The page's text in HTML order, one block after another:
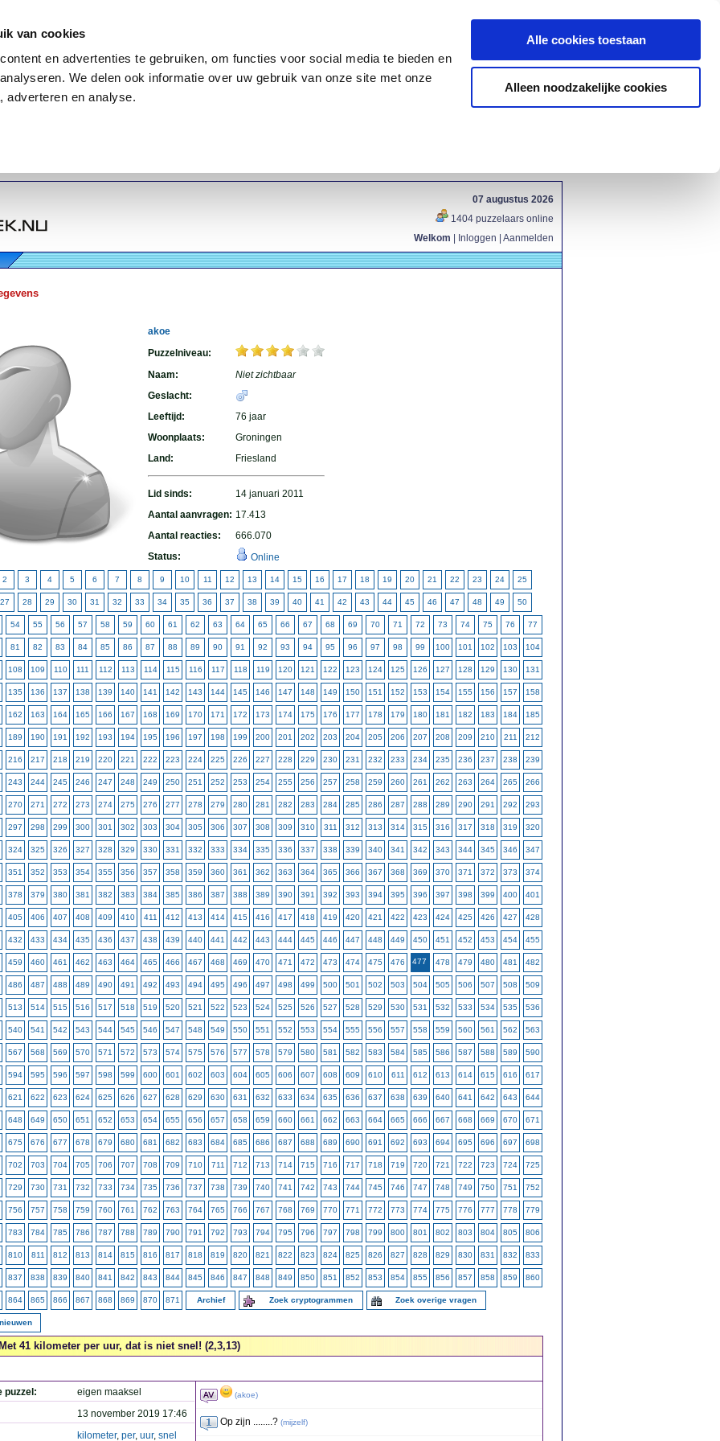
van cookies
en advertenties te gebruiken, om functies voor social media te bieden en
We delen ook informatie over uw gebruik van onze site met onze
adverteren en analyse.
Alle cookies toestaan
Alleen noodzakelijke cookies
07 augustus 2026
1404 puzzelaars online
Welkom
Inloggen Aanmelden
akoe
Puzzelniveau:
Naam:
Niet zichtbaar
Geslacht:
Leeftijd:
76 jaar
Woonplaats:
Groningen
Land:
Friesland
Lid sinds:
14 januari 2011
Aantal aanvragen: 17.413
Aantal reacties:
666.070
Status:
Online
2 3 4 5 6 7 8 9 10 11 12 13 14 15 16 17 18 19 20 21 22 23 24 25
27 28 29 30 31 32 33 34 35 36 37 38 39 40 41 42 43 44 45 46 47 48 49 50
54 55 56 57 58 59 60 61 62 63 64 65 66 67 68 69 70 71 72 73 74 75 76 77
81 82 83 84 85 86 87 88 89 90 91 92 93 94 95 96 97 98 99 100 101 102 103 104
108 109 110 111 112 113 114 115 116 117 118 119 120 121 122 123 124 125 126 127 128 129 130 131
135 136 137 138 139 140 141 142 143 144 145 146 147 148 149 150 151 152 153 154 155 156 157 158
162 163 164 165 166 167 168 169 170 171 172 173 174 175 176 177 178 179 180 181 182 183 184 185
189 190 191 192 193 194 195 196 197 198 199 200 201 202 203 204 205 206 207 208 209 210 211 212
216 217 218 219 220 221 222 223 224 225 226 227 228 229 230 231 232 233 234 235 236 237 238 239
243 244 245 246 247 248 249 250 251 252 253 254 255 256 257 258 259 260 261 262 263 264 265 266
270 271 272 273 274 275 276 277 278 279 280 281 282 283 284 285 286 287 288 289 290 291 292 293
297 298 299 300 301 302 303 304 305 306 307 308 309 310 311 312 313 314 315 316 317 318 319 320
324 325 326 327 328 329 330 331 332 333 334 335 336 337 338 339 340 341 342 343 344 345 346 347
351 352 353 354 355 356 357 358 359 360 361 362 363 364 365 366 367 368 369 370 371 372 373 374
378 379 380 381 382 383 384 385 386 387 388 389 390 391 392 393 394 395 396 397 398 399 400 401
405 406 407 408 409 410 411 412 413 414 415 416 417 418 419 420 421 422 423 424 425 426 427 428
432 433 434 435 436 437 438 439 440 441 442 443 444 445 446 447 448 449 450 451 452 453 454 455
459 460 461 462 463 464 465 466 467 468 469 470 471 472 473 474 475 476 477 478 479 480 481 482
486 487 488 489 490 491 492 493 494 495 496 497 498 499 500 501 502 503 504 505 506 507 508 509
513 514 515 516 517 518 519 520 521 522 523 524 525 526 527 528 529 530 531 532 533 534 535 536
540 541 542 543 544 545 546 547 548 549 550 551 552 553 554 555 556 557 558 559 560 561 562 563
567 568 569 570 571 572 573 574 575 576 577 578 579 580 581 582 583 584 585 586 587 588 589 590
594 595 596 597 598 599 600 601 602 603 604 605 606 607 608 609 610 611 612 613 614 615 616 617
621 622 623 624 625 626 627 628 629 630 631 632 633 634 635 636 637 638 639 640 641 642 643 644
648 649 650 651 652 653 654 655 656 657 658 659 660 661 662 663 664 665 666 667 668 669 670 671
675 676 677 678 679 680 681 682 683 684 685 686 687 688 689 690 691 692 693 694 695 696 697 698
702 703 704 705 706 707 708 709 710 711 712 713 714 715 716 717 718 719 720 721 722 723 724 725
729 730 731 732 733 734 735 736 737 738 739 740 741 742 743 744 745 746 747 748 749 750 751 752
756 757 758 759 760 761 762 763 764 765 766 767 768 769 770 771 772 773 774 775 776 777 778 779
783 784 785 786 787 788 789 790 791 792 793 794 795 796 797 798 799 800 801 802 803 804 805 806
810 811 812 813 814 815 816 817 818 819 820 821 822 823 824 825 826 827 828 829 830 831 832 833
837 838 839 840 841 842 843 844 845 846 847 848 849 850 851 852 853 854 855 856 857 858 859 860
864 865 866 867 868 869 870 871 Archief Zoek cryptogrammen Zoek overige vragen
41 kilometer per uur, dat is niet snel! (2,3,13)
puzzel:
eigen maaksel
13 november 2019 17:46
kilometer, per, uur, snel
(akoe)
Op zijn ........? (mijzelf)